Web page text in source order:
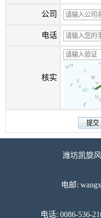
公司
电话
核实
潍坊凯旋
电邮:
电话: 0086-536-